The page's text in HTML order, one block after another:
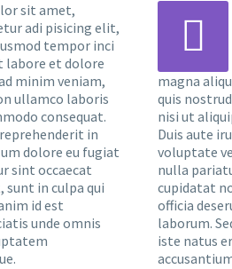
sit amet,
adi pisicing elit,
tempor inci
labore et dolore
minim veniam,
ullamco laboris
consequat.
in
dolore eu fugiat
sint occaecat
in culpa qui
id est
unde omnis


magna
quis
nisi ut
Duis aute
voluptate
nulla
cupidatat
officia
laborum.
iste natus